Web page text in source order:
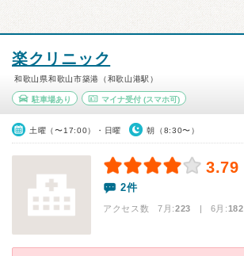
楽クリニック
和歌山県和歌山市築港（和歌山港駅）
駐車場あり マイナ受付(スマホ可)
土曜（〜17:00）・日曜 朝（8:30〜）
3.79
2件
アクセス数 7月:223 | 6月:182